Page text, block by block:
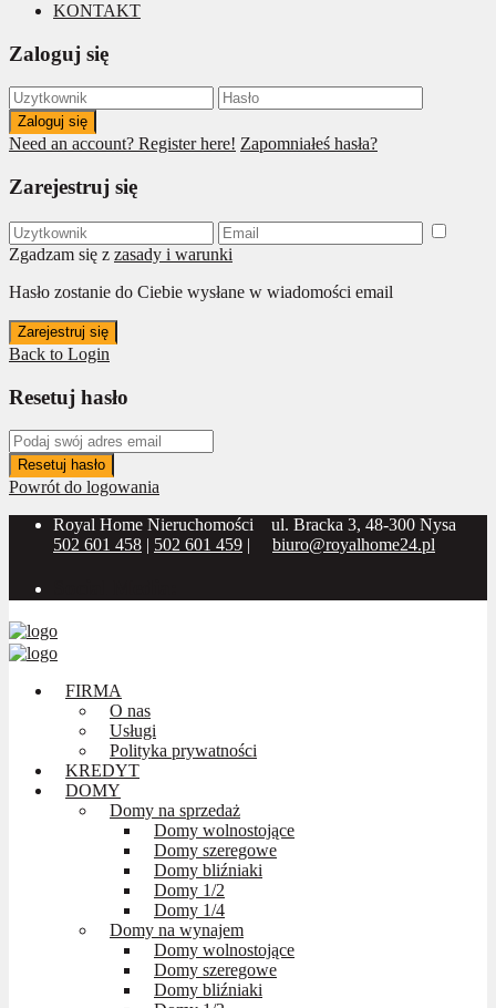
KONTAKT
Zaloguj się
Zaloguj się
Need an account? Register here! Zapomniałeś hasła?
Zarejestruj się
Zgadzam się z zasady i warunki
Hasło zostanie do Ciebie wysłane w wiadomości email
Zarejestruj się
Back to Login
Resetuj hasło
Resetuj hasło
Powrót do logowania
Royal Home Nieruchomości
ul. Bracka 3, 48-300 Nysa
502 601 458 | 502 601 459 | biuro@royalhome24.pl
FIRMA
O nas
Usługi
Polityka prywatności
KREDYT
DOMY
Domy na sprzedaż
Domy wolnostojące
Domy szeregowe
Domy bliźniaki
Domy 1/2
Domy 1/4
Domy na wynajem
Domy wolnostojące
Domy szeregowe
Domy bliźniaki